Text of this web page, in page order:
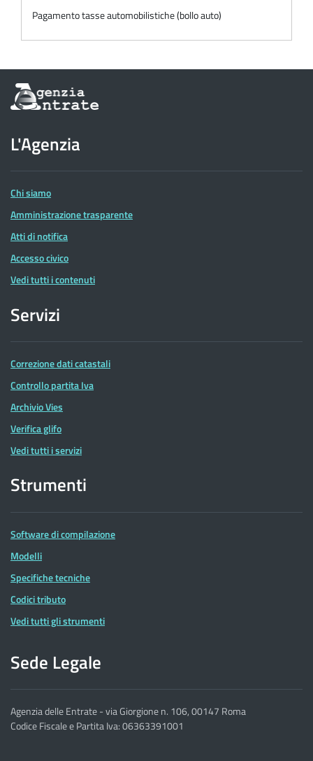
Pagamento tasse automobilistiche (bollo auto)
Informazioni
sul
dell'Agenzia
delle
Entrate
L'Agenzia
Chi siamo
Amministrazione trasparente
Atti di notifica
Accesso civico
Vedi tutti i contenuti
Servizi
Correzione dati catastali
Controllo partita Iva
Archivio Vies
Verifica glifo
Vedi tutti i servizi
Strumenti
Software di compilazione
Modelli
Specifiche tecniche
Codici tributo
Vedi tutti gli strumenti
Sede Legale
Agenzia delle Entrate - via Giorgione n. 106, 00147 Roma
Codice Fiscale e Partita Iva: 06363391001